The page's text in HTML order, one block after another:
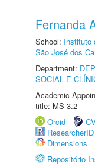
Fernanda
School: Instituto
São José dos
Department:
SOCIAL E
Academic
title: MS-3.2
Orcid
ResearcherID
Dimensions
Repositório